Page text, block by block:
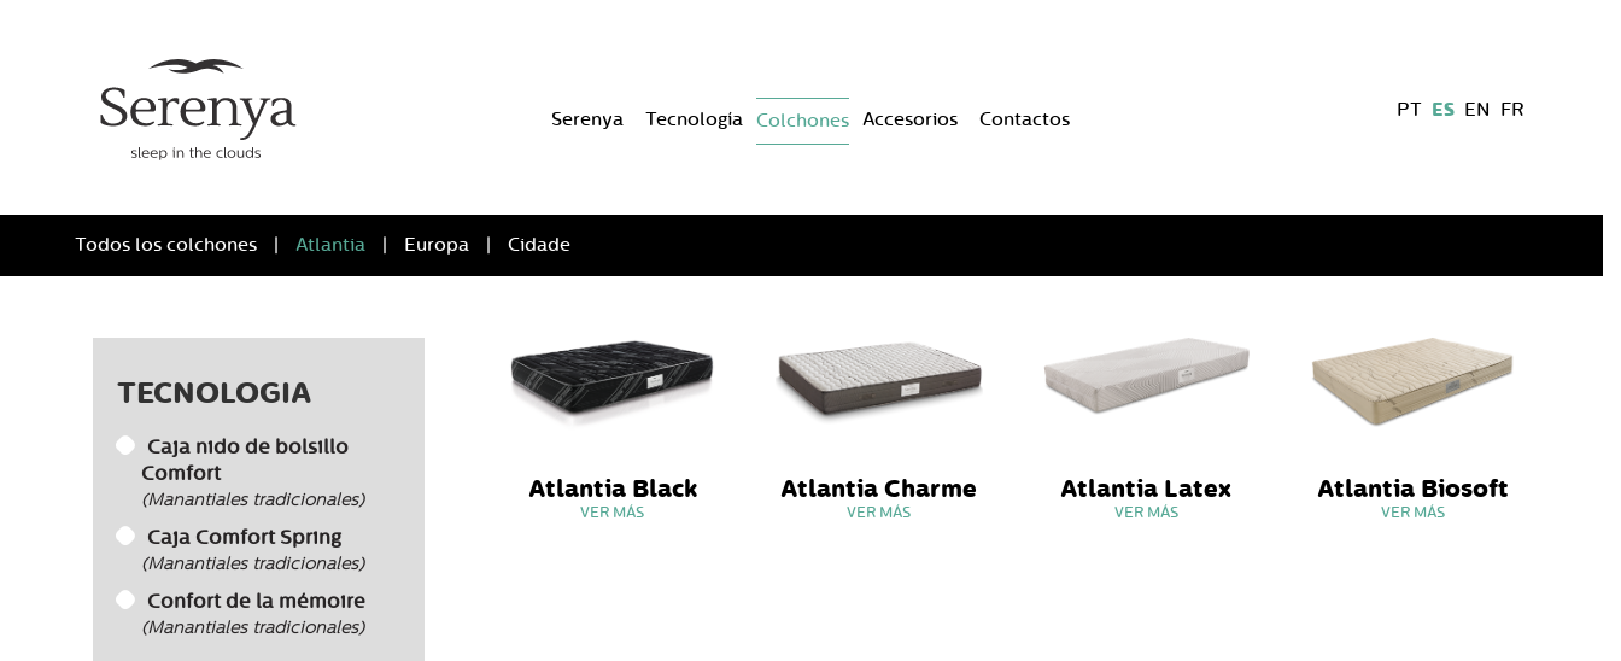
Serenya Tecnología Colchones Accesorios Contactos PT ES EN FR
Todos los colchones Atlantia Europa Cidade
TECNOLOGIA
Caja nido de bolsillo
Comfort
(Manantiales tradicionales)
Caja Comfort Spring
(Manantiales tradicionales)
Confort de la mémoire
(Manantiales tradicionales)
Atlantia Black
VER MÁS
Atlantia Charme
VER MÁS
Atlantia Latex
VER MÁS
Atlantia Biosoft
VER MÁS